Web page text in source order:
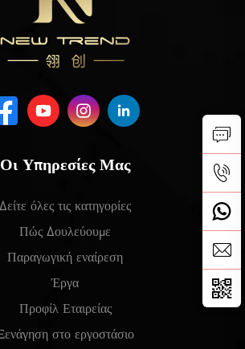
Οι Υπηρεσίες Μας
Δείτε όλες τις κατηγορίες
Πώς Δουλεύουμε
Παραγωγική εναίρεση
Έργα
Προφίλ Εταιρείας
στο εργοστάσιο